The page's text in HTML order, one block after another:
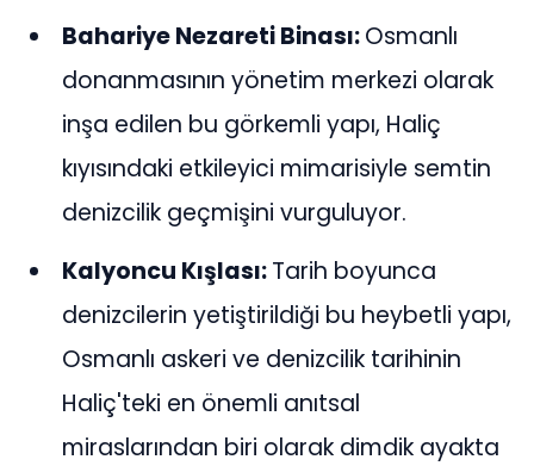
Bahariye Nezareti Binası:Osmanlı
donanmasının yönetim merkezi olarak
inşa edilen bu görkemli yapı, Haliç
kıyısındaki etkileyici mimarisiyle semtin
denizcilik geçmişini vurguluyor.
Kalyoncu Kışlası:Tarih boyunca
denizcilerin yetiştirildiği bu heybetli yapı,
Osmanlı askeri ve denizcilik tarihinin
Haliç'teki en önemli anıtsal
miraslarından biri olarak dimdik ayakta